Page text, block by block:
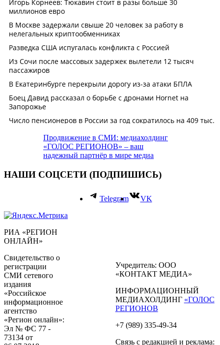
Продвижение в СМИ: медиахолдинг
«ГОЛОС РЕГИОНОВ» – ваш
надежный партнёр в мире медиа
НАШИ СОЦСЕТИ (ПОДПИШИСЬ)
Telegram VK
РИА «РЕГИОН
ОНЛАЙН»
Свидетельство о
регистрации
СМИ сетевого
издания
«Российское
информационное
агентство
«Регион онлайн»:
Эл № ФС 77 -
73134 от
Учредитель: ООО
«КОНТАКТ МЕДИА»
ИНФОРМАЦИОННЫЙ
МЕДИАХОЛДИНГ «ГОЛОС
РЕГИОНОВ
+7 (989) 335-49-34
Связь с редакцией и реклама: